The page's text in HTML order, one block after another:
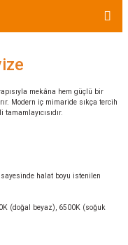
mekâna hem güçlü bir
Modern iç mimaride sıkça tercih
halat boyu istenilen
(doğal beyaz), 6500K (soğuk